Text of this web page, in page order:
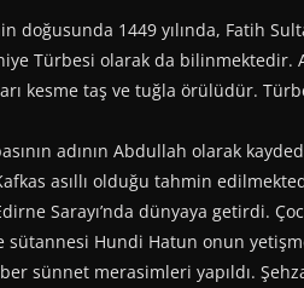
doğusunda 1449 yılında, Fatih
Türbesi olarak da bilinmektedir.
kesme taş ve tuğla örülüdür.
adının Abdullah olarak
asıllı olduğu tahmin
Sarayı’nda dünyaya getirdi.
sütannesi Hundi Hatun onun
sünnet merasimleri yapıldı.